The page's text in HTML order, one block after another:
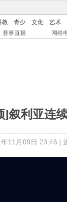
教 青少 文化
艺术
赛事直播 网络
]叙利亚连
11月09日 23:46 |